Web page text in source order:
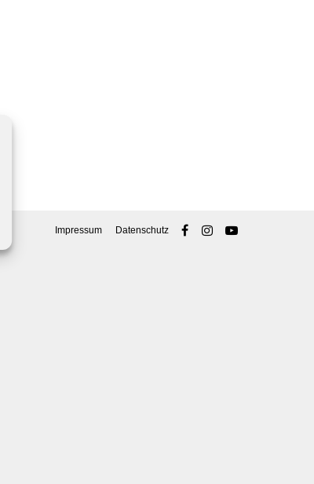
Impressum Datenschutz